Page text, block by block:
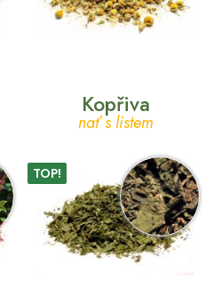
Kopřiva
nať s listem
TOP!